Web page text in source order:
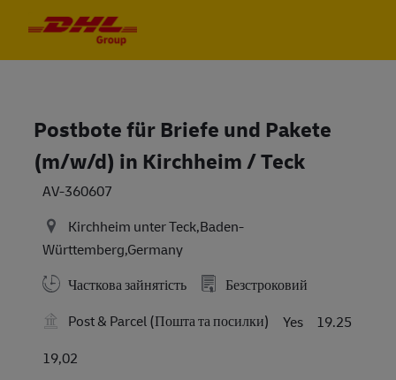
Postbote für Briefe und Pakete
(m/w/d) in Kirchheim / Teck
AV-360607
Kirchheim unter Teck,Baden-
Württemberg,Germany
Часткова зайнятість
Безстроковий
Post & Parcel (Пошта та посилки)
Yes
19.25
19,02